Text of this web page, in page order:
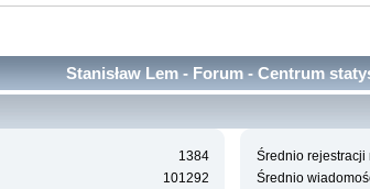
Stanisław Lem - Forum - Centrum
1384
101292
Średnio rejestracji
Średnio